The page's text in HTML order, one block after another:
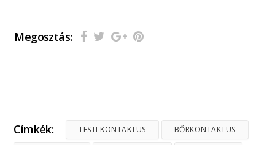
Megosztás:
Címkék: TESTI KONTAKTUS BŐRKONTAKTUS